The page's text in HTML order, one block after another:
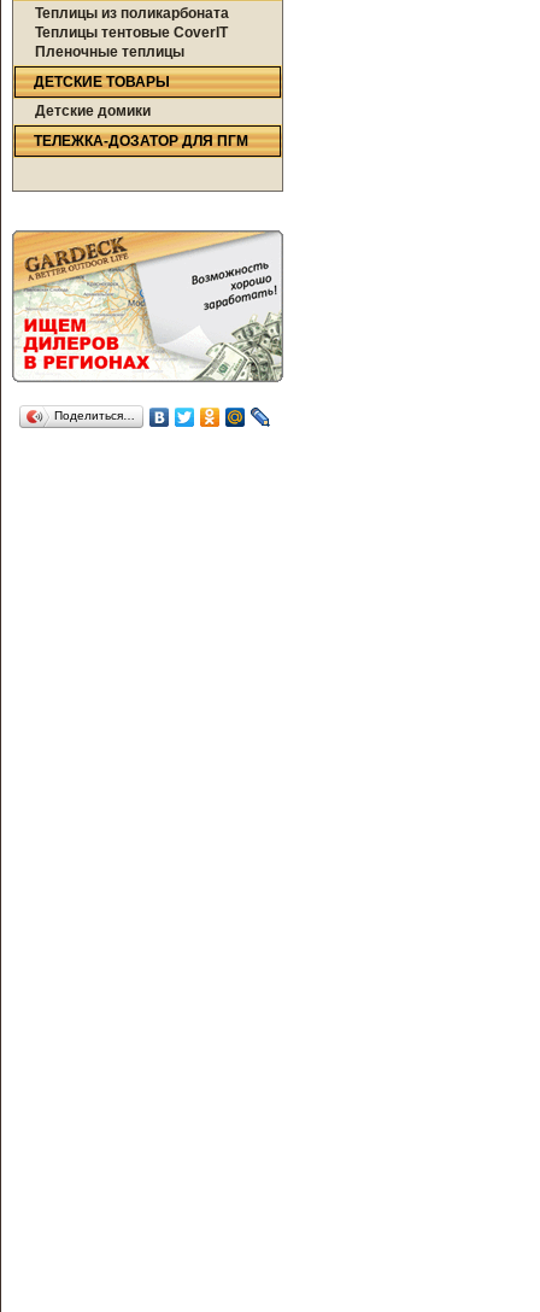
Теплицы из поликарбоната
Теплицы тентовые CoverIT
Пленочные теплицы
ДЕТСКИЕ ТОВАРЫ
Детские домики
ТЕЛЕЖКА-ДОЗАТОР ДЛЯ ПГМ
Поделиться…